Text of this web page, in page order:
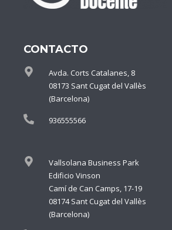
CONTACTO
Avda. Corts Catalanes, 8
08173 Sant Cugat del Vallès
(Barcelona)
936555566
Vallsolana Business Park
Edificio Vinson
Camí de Can Camps, 17-19
08174 Sant Cugat del Vallès
(Barcelona)